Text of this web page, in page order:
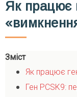
Як працює
Зміст
Як працює
Ген PCSK9: